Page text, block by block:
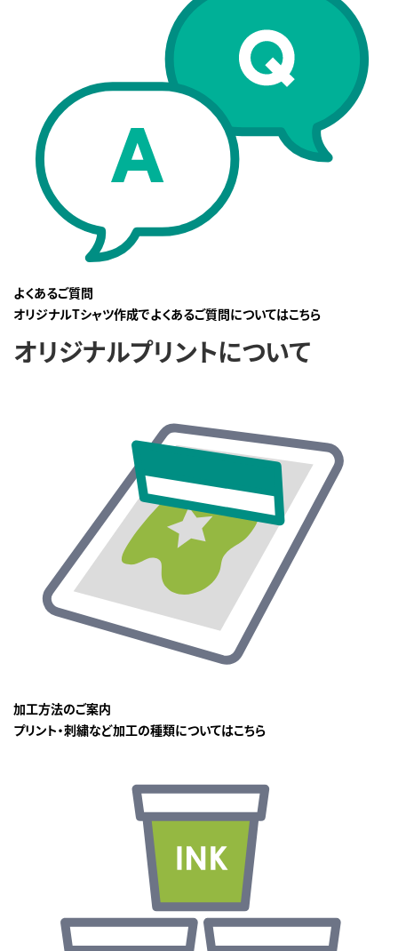
よくあるご質問
オリジナルTシャツ作成でよくあるご質問についてはこちら
オリジナルプリントについて
加工方法のご案内
プリント・刺繍など加工の種類についてはこちら